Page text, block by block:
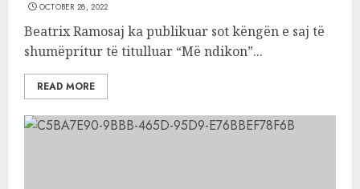
OCTOBER 28, 2022
Beatrix Ramosaj ka publikuar sot këngën e saj të
shumëpritur të titulluar “Më ndikon”...
READ MORE